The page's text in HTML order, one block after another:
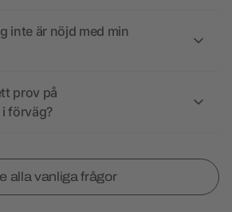
inte är nöjd med min
prov på
förväg?
alla vanliga frågor